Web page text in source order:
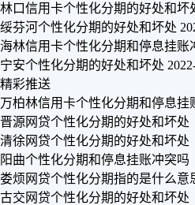
林口信用卡个性化分期的好处和坏
绥芬河个性化分期的好处和坏处
海林信用卡个性化分期和停息挂账
宁安个性化分期的好处和坏处
精彩推送
万柏林信用卡个性化分期和停息挂
晋源网贷个性化分期的好处和坏处
清徐网贷个性化分期的好处和坏处
阳曲个性化分期和停息挂账冲突吗
娄烦网贷个性化分期指的是什么意
古交网贷个性化分期的好处和坏处